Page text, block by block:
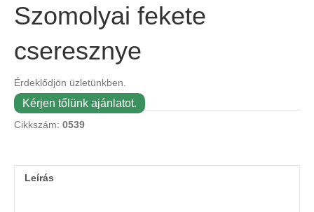
Szomolyai fekete
cseresznye
Érdeklődjön üzletünkben.
Kérjen tőlünk ajánlatot.
Cikkszám: 0539
Leírás